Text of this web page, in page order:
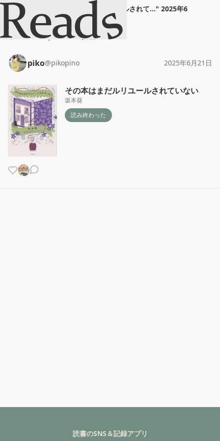
その本はまだルリユールされて..." 2025年6
月21日
ホーム
piko 投稿
piko@pikopino 2025年6月21日
その本はまだルリユールされていない
坂本葵
読み終わった
読書のSNS＆記録アプリ